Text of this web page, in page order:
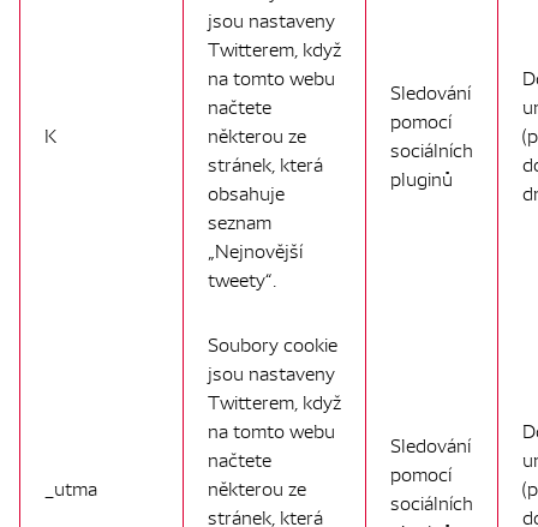
K
jsou nastaveny
Twitterem, když
na tomto webu
načtete
některou ze
stránek, která
obsahuje
seznam
„Nejnovější
tweety“.
Sledování
pomocí
sociálních
pluginů
_utma
Soubory cookie
jsou nastaveny
Twitterem, když
na tomto webu
načtete
některou ze
stránek, která
Sledování
pomocí
sociálních